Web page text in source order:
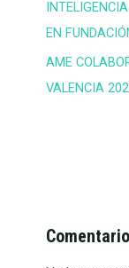
EN
AME
VALENCIA